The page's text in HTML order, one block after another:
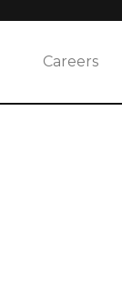
Careers